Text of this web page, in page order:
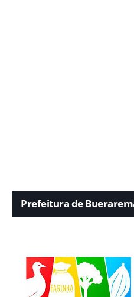
Prefeitura de